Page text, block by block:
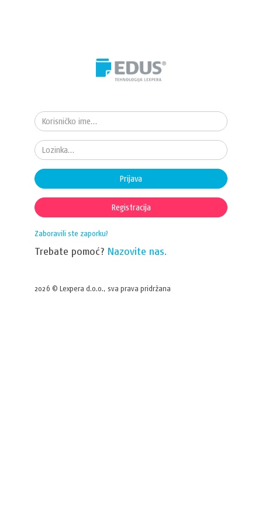
Prijava
Registracija
Zaboravili ste zaporku?
Trebate pomoć? Nazovite nas.
2026 © Lexpera d.o.o., sva prava pridržana